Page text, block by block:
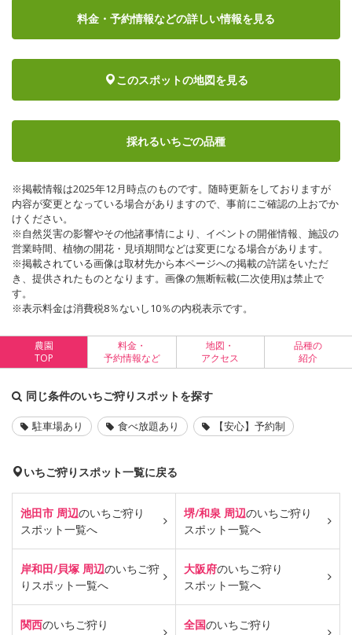
料金・予約情報などの詳しい情報を見る
このスポットの地図を見る
採れるいちごの品種
※掲載情報は2025年12月時点のものです。随時更新をしておりますが
内容が変更となっている場合がありますので、事前にご確認の上おでか
けください。
※自然災害の影響やその他諸事情により、イベントの開催情報、施設の
営業時間、植物の開花・見頃期間などは変更になる場合があります。
※掲載されている画像は取材先から本ページへの掲載の許諾をいただ
き、提供されたものとなります。画像の無断転載(二次使用)は禁止で
す。
※表示料金は消費税8％ないし10％の内税表示です。
農園
TOP
料金・
予約情報など
地図・
アクセス
品種の
紹介
同じ条件のいちご狩りスポットを探す
駐車場あり 食べ放題あり 【安心】予約制
いちご狩りスポット一覧に戻る
池田市 周辺のいちご狩り
スポット一覧へ
堺/和泉 周辺のいちご狩り
スポット一覧へ
岸和田/貝塚 周辺のいちご狩
り スポット一覧へ
大阪府のいちご狩り
スポット一覧へ
関西のいちご狩り
全国のいちご狩り